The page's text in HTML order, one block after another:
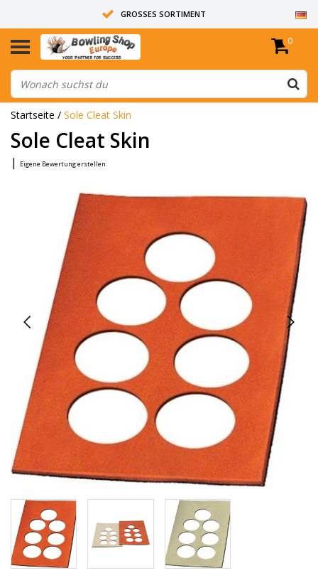
GROSSES SORTIMENT
14 TAGE RÜCKGABERECHT
ALLE BOWLINGKUGELN SIND UNGEBOHRT
0
Startseite / Sole Cleat Skin
Sole Cleat Skin
| Eigene Bewertung erstellen